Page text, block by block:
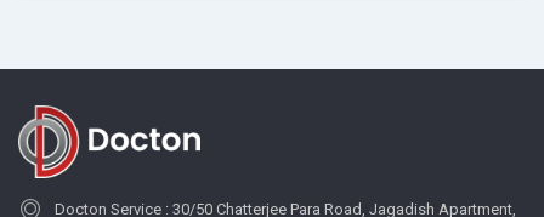
Docton Service : 30/50 Chatterjee Para Road, Jagadish Apartment,